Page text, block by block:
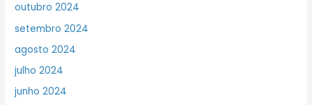
outubro 2024
setembro 2024
agosto 2024
julho 2024
junho 2024